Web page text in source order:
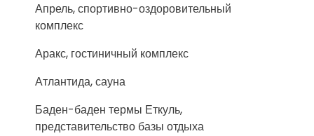
Апрель, спортивно-оздоровительный
комплекс
Аракс, гостиничный комплекс
Атлантида, сауна
Баден-баден термы Еткуль,
представительство базы отдыха